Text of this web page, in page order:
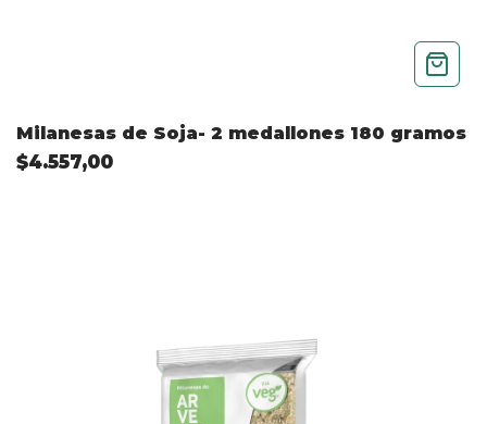
Milanesas de Soja- 2 medallones 180 gramos
$4.557,00